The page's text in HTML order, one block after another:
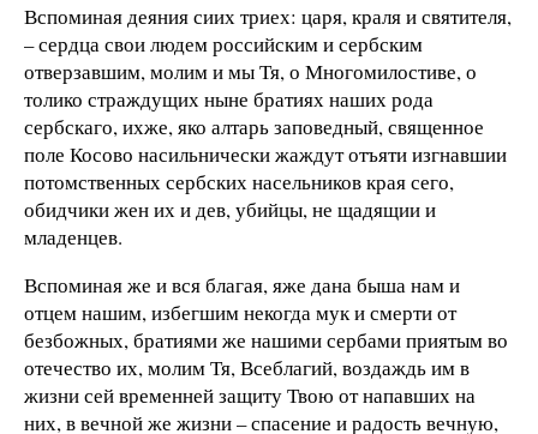
Вспоминая деяния сиих триех: царя, краля и святителя,
– сердца свои людем российским и сербским
отверзавшим, молим и мы Тя, о Многомилостиве, о
толико страждущих ныне братиях наших рода
сербскаго, ихже, яко алтарь заповедный, священное
поле Косово насильнически жаждут отъяти изгнавшии
потомственных сербских насельников края сего,
обидчики жен их и дев, убийцы, не щадящии и
младенцев.
Вспоминая же и вся благая, яже дана быша нам и
отцем нашим, избегшим некогда мук и смерти от
безбожных, братиями же нашими сербами приятым во
отечество их, молим Тя, Всеблагий, воздаждь им в
жизни сей временней защиту Твою от напавших на
них, в вечной же жизни – спасение и радость вечную,